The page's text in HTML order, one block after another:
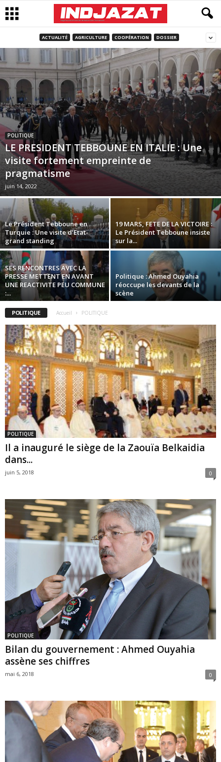
ACTUALITÉ AGRICULTURE COOPÉRATION DOSSIER
POLITIQUE
LE PRESIDENT TEBBOUNE EN ITALIE : Une
visite fortement empreinte de
pragmatisme
juin 14, 2022
Le Président Tebboune en
Turquie : Une visite d’Etat-
grand standing
19 MARS, FETE DE LA VICTOIRE :
Le Président Tebboune insiste
sur la...
SES RENCONTRES AVEC LA
PRESSE METTENT EN AVANT
UNE REACTIVITE PEU COMMUNE
:...
Politique : Ahmed Ouyahia
réoccupe les devants de la
scène
POLITIQUE Accueil POLITIQUE
POLITIQUE
Il a inauguré le siège de la Zaouïa Belkaidia
dans...
juin 5, 2018 0
POLITIQUE
Bilan du gouvernement : Ahmed Ouyahia
assène ses chiffres
mai 6, 2018 0